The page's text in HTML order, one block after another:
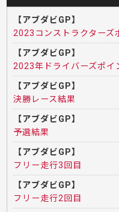
【アブダビGP】
2023コンストラクターズ
【アブダビGP】
2023年ドライバーズポイ
【アブダビGP】
決勝レース結果
【アブダビGP】
予選結果
【アブダビGP】
フリー走行3回目
【アブダビGP】
フリー走行2回目